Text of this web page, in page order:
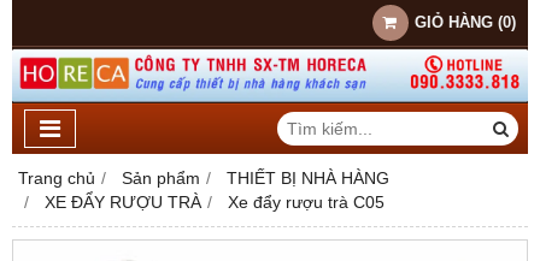
GIỎ HÀNG (0)
Trang chủ Sản phẩm
THIẾT BỊ NHÀ HÀNG
XE ĐẨY RƯỢU TRÀ
Xe đẩy rượu trà C05